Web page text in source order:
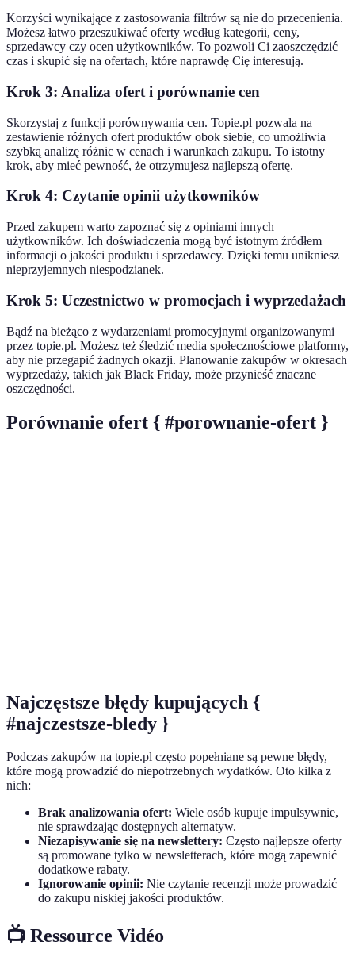
Korzyści wynikające z zastosowania filtrów są nie do przecenienia.
Możesz łatwo przeszukiwać oferty według kategorii, ceny,
sprzedawcy czy ocen użytkowników. To pozwoli Ci zaoszczędzić
czas i skupić się na ofertach, które naprawdę Cię interesują.
Krok 3: Analiza ofert i porównanie cen
Skorzystaj z funkcji porównywania cen. Topie.pl pozwala na
zestawienie różnych ofert produktów obok siebie, co umożliwia
szybką analizę różnic w cenach i warunkach zakupu. To istotny
krok, aby mieć pewność, że otrzymujesz najlepszą ofertę.
Krok 4: Czytanie opinii użytkowników
Przed zakupem warto zapoznać się z opiniami innych
użytkowników. Ich doświadczenia mogą być istotnym źródłem
informacji o jakości produktu i sprzedawcy. Dzięki temu unikniesz
nieprzyjemnych niespodzianek.
Krok 5: Uczestnictwo w promocjach i wyprzedażach
Bądź na bieżąco z wydarzeniami promocyjnymi organizowanymi
przez topie.pl. Możesz też śledzić media społecznościowe platformy,
aby nie przegapić żadnych okazji. Planowanie zakupów w okresach
wyprzedaży, takich jak Black Friday, może przynieść znaczne
oszczędności.
Porównanie ofert { #porownanie-ofert }
Najczęstsze błędy kupujących {
#najczestsze-bledy }
Podczas zakupów na topie.pl często popełniane są pewne błędy,
które mogą prowadzić do niepotrzebnych wydatków. Oto kilka z
nich:
Brak analizowania ofert: Wiele osób kupuje impulsywnie,
nie sprawdzając dostępnych alternatyw.
Niezapisywanie się na newslettery: Często najlepsze oferty
są promowane tylko w newsletterach, które mogą zapewnić
dodatkowe rabaty.
Ignorowanie opinii: Nie czytanie recenzji może prowadzić
do zakupu niskiej jakości produktów.
📺 Ressource Vidéo